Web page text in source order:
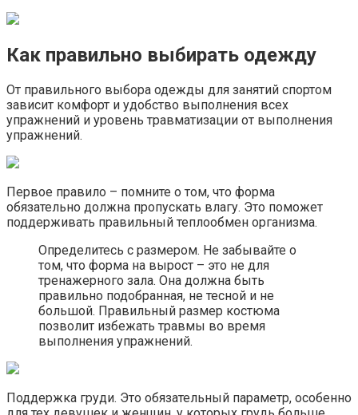
Как правильно выбирать одежду
От правильного выбора одежды для занятий спортом
зависит комфорт и удобство выполнения всех
упражнений и уровень травматизации от выполнения
упражнений.
Первое правило – помните о том, что форма
обязательно должна пропускать влагу. Это поможет
поддерживать правильный теплообмен организма.
Определитесь с размером. Не забывайте о
том, что форма на вырост – это не для
тренажерного зала. Она должна быть
правильно подобранная, не тесной и не
большой. Правильный размер костюма
позволит избежать травмы во время
выполнения упражнений.
Поддержка груди. Это обязательный параметр, особенно